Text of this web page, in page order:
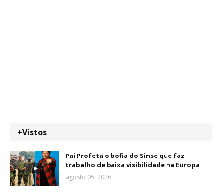
+Vistos
Pai Profeta o bofia do Sinse que faz
trabalho de baixa visibilidade na Europa
agosto 05, 2026